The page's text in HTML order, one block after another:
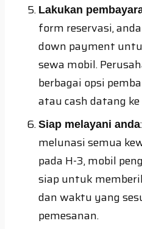
Lakukan
form reservasi,
down payment
sewa mobil.
berbagai opsi
atau cash datang
Siap melayani anda
melunasi semua
pada H-3, mobil
siap untuk
dan waktu yang
pemesanan.